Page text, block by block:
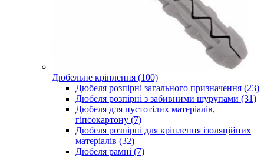
Дюбельне кріплення (100)
Дюбеля розпірні загального призначення (23)
Дюбеля розпірні з забивними шурупами (31)
Дюбеля для пустотілих матеріалів,
гіпсокартону (7)
Дюбеля розпірні для кріплення ізоляційних
матеріалів (32)
Дюбеля рамні (7)